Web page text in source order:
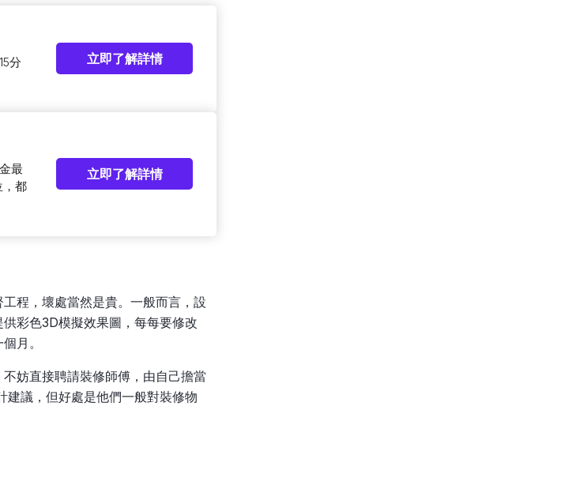
分
立即了解詳情
最
，都
立即了解詳情
程，壞處當然是貴。一般而言，設
彩色3D模擬效果圖，每每要修改
月。
妨直接聘請裝修師傅，由自己擔當
建議，但好處是他們一般對裝修物